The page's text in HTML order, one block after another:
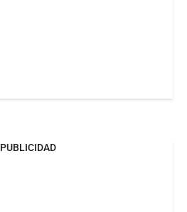
PUBLICIDAD